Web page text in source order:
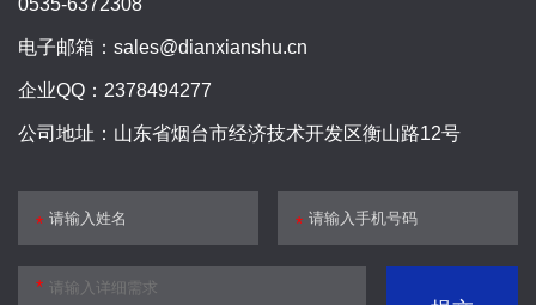
0535-6372308
电子邮箱：sales@dianxianshu.cn
企业QQ：2378494277
公司地址：山东省烟台市经济技术开发区衡山路12号
* *
*